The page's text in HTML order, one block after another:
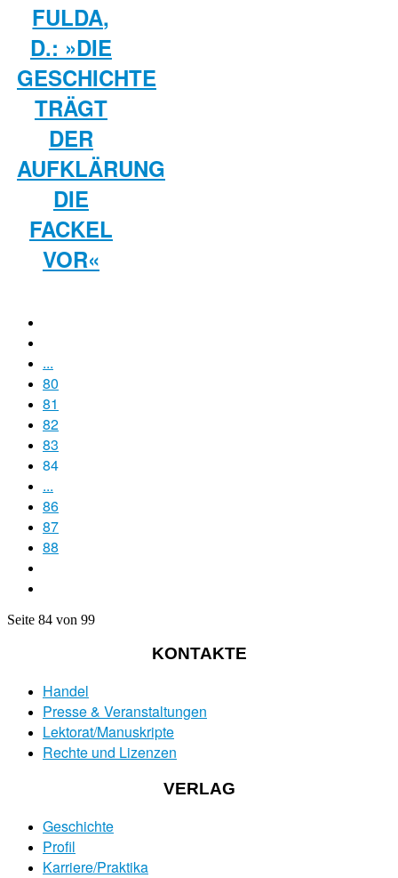
FULDA,
D.: »DIE
GESCHICHTE
TRÄGT
DER
AUFKLÄRUNG
DIE
FACKEL
VOR«
...
80
81
82
83
84
...
86
87
88
Seite 84 von 99
KONTAKTE
Handel
Presse & Veranstaltungen
Lektorat/Manuskripte
Rechte und Lizenzen
VERLAG
Geschichte
Profil
Karriere/Praktika